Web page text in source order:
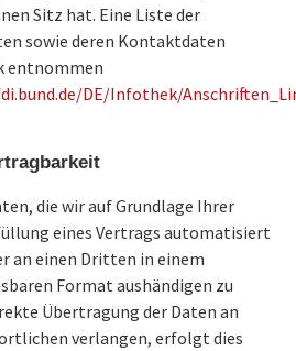
Sitz hat. Eine Liste der
sowie deren Kontaktdaten
entnommen
DE/Infothek/
die wir auf Grundlage Ihrer
eines Vertrags automatisiert
an einen Dritten in einem
Format aushändigen zu
Übertragung der Daten an
verlangen, erfolgt dies